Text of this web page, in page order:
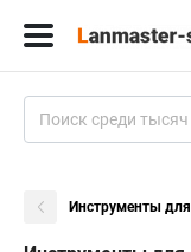
Инструменты